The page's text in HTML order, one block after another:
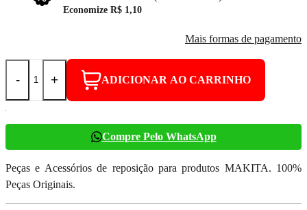
Economize R$ 1,10
Mais formas de pagamento
- + ADICIONAR AO CARRINHO
Compre Pelo WhatsApp
Peças e Acessórios de reposição para produtos MAKITA. 100%
Peças Originais.